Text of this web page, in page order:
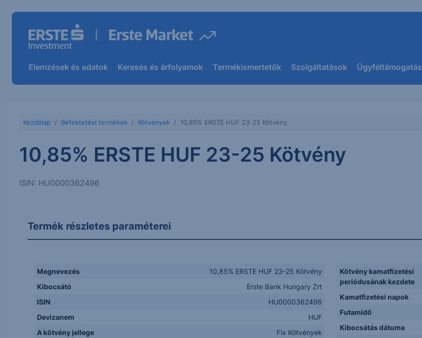
Elemzések és adatok Keresés és árfolyamok Termékismertetők Szolgáltatások Ügyféltámogatás
Kezdőlap Befektetési termékek Kötvények 10,85% ERSTE HUF 23-25 Kötvény
10,85% ERSTE HUF 23-25 Kötvény
ISIN: HU0000362496
Termék részletes paraméterei
Megnevezés
10,85% ERSTE HUF 23-25 Kötvény
Kibocsátó
Erste Bank Hungary Zrt
ISIN
HU0000362496
Devizanem
HUF
A kötvény jellege
Fix Kötvények
Kötvény kamatfizetési
periódusának kezdete
Kamatfizetési napok
Futamidő
Kibocsátás dátuma